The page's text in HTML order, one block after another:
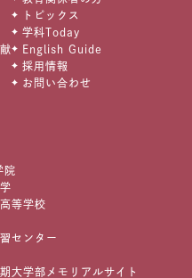
トピックス
学科Today
English Guide
採用情報
お問い合わせ
院
等学校
センター
大学部メモリアルサイト